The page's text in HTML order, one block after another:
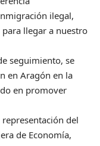
ilegal,
para llegar a nuestro
seguimiento, se
en Aragón en la
en promover
del
de Economía,